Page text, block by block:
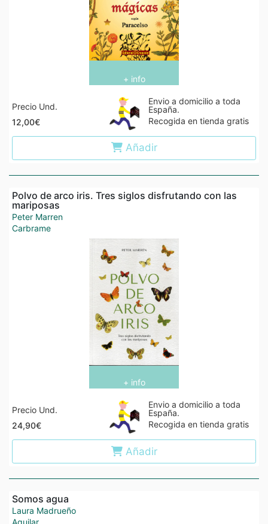
+ info
Precio Und.
12,00€
Envio a domicilio a toda
España.
Recogida en tienda gratis
Añadir
Polvo de arco iris. Tres siglos disfrutando con las
mariposas
Peter Marren
Carbrame
+ info
Precio Und.
24,90€
Envio a domicilio a toda
España.
Recogida en tienda gratis
Añadir
Somos agua
Laura Madrueño